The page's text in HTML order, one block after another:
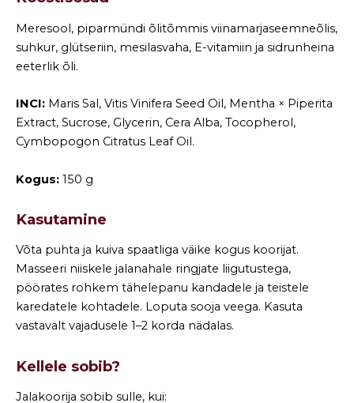
Meresool, piparmündi õlitõmmis viinamarjaseemneõlis,
suhkur, glütseriin, mesilasvaha, E-vitamiin ja sidrunheina
eeterlik õli.
INCI: Maris Sal, Vitis Vinifera Seed Oil, Mentha × Piperita
Extract, Sucrose, Glycerin, Cera Alba, Tocopherol,
Cymbopogon Citratus Leaf Oil.
Kogus: 150 g
Kasutamine
Võta puhta ja kuiva spaatliga väike kogus koorijat.
Masseeri niiskele jalanahale ringjate liigutustega,
pöörates rohkem tähelepanu kandadele ja teistele
karedatele kohtadele. Loputa sooja veega. Kasuta
vastavalt vajadusele 1–2 korda nädalas.
Kellele sobib?
Jalakoorija sobib sulle, kui: